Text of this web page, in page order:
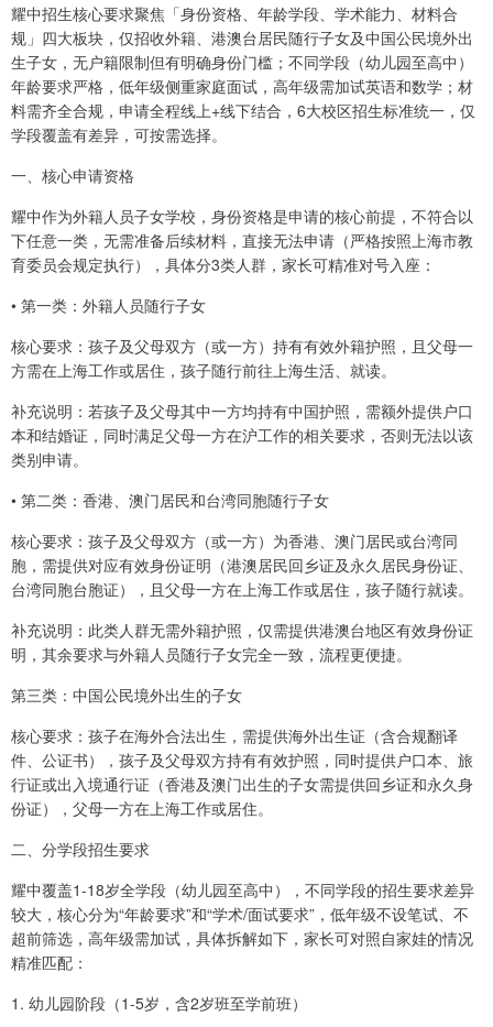
耀中招生核心要求聚焦「身份资格、年龄学段、学术能力、材料合
规」四大板块，仅招收外籍、港澳台居民随行子女及中国公民境外出
生子女，无户籍限制但有明确身份门槛；不同学段（幼儿园至高中）
年龄要求严格，低年级侧重家庭面试，高年级需加试英语和数学；材
料需齐全合规，申请全程线上+线下结合，6大校区招生标准统一，仅
学段覆盖有差异，可按需选择。
一、核心申请资格
耀中作为外籍人员子女学校，身份资格是申请的核心前提，不符合以
下任意一类，无需准备后续材料，直接无法申请（严格按照上海市教
育委员会规定执行），具体分3类人群，家长可精准对号入座：
• 第一类：外籍人员随行子女
核心要求：孩子及父母双方（或一方）持有有效外籍护照，且父母一
方需在上海工作或居住，孩子随行前往上海生活、就读。
补充说明：若孩子及父母其中一方均持有中国护照，需额外提供户口
本和结婚证，同时满足父母一方在沪工作的相关要求，否则无法以该
类别申请。
• 第二类：香港、澳门居民和台湾同胞随行子女
核心要求：孩子及父母双方（或一方）为香港、澳门居民或台湾同
胞，需提供对应有效身份证明（港澳居民回乡证及永久居民身份证、
台湾同胞台胞证），且父母一方在上海工作或居住，孩子随行就读。
补充说明：此类人群无需外籍护照，仅需提供港澳台地区有效身份证
明，其余要求与外籍人员随行子女完全一致，流程更便捷。
第三类：中国公民境外出生的子女
核心要求：孩子在海外合法出生，需提供海外出生证（含合规翻译
件、公证书），孩子及父母双方持有有效护照，同时提供户口本、旅
行证或出入境通行证（香港及澳门出生的子女需提供回乡证和永久身
份证），父母一方在上海工作或居住。
二、分学段招生要求
耀中覆盖1-18岁全学段（幼儿园至高中），不同学段的招生要求差异
较大，核心分为“年龄要求”和“学术/面试要求”，低年级不设笔试、不
超前筛选，高年级需加试，具体拆解如下，家长可对照自家娃的情况
精准匹配：
1. 幼儿园阶段（1-5岁，含2岁班至学前班）